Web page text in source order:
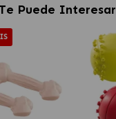
Puede Interesar